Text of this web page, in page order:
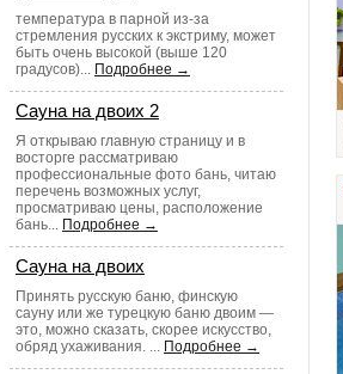
температура в парной из-за
стремления русских к экстриму, может
быть очень высокой (выше 120
градусов)... Подробнее →
Сауна на двоих 2
Я открываю главную страницу и в
восторге рассматриваю
профессиональные фото бань, читаю
перечень возможных услуг,
просматриваю цены, расположение
бань... Подробнее →
Сауна на двоих
Принять русскую баню, финскую
сауну или же турецкую баню двоим —
это, можно сказать, скорее искусство,
обряд ухаживания. ... Подробнее →